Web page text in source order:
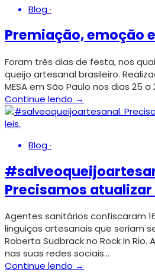
Blog·
Premiação, emoção
Foram três dias de festa, nos
queijo artesanal brasileiro.
MESA em São Paulo nos dias 25
Continue lendo →
Blog·
Precisamos atualizar
Agentes sanitários confiscaram
linguiças artesanais que seriam
Roberta Sudbrack no Rock In
nas suas redes sociais…
Continue lendo →